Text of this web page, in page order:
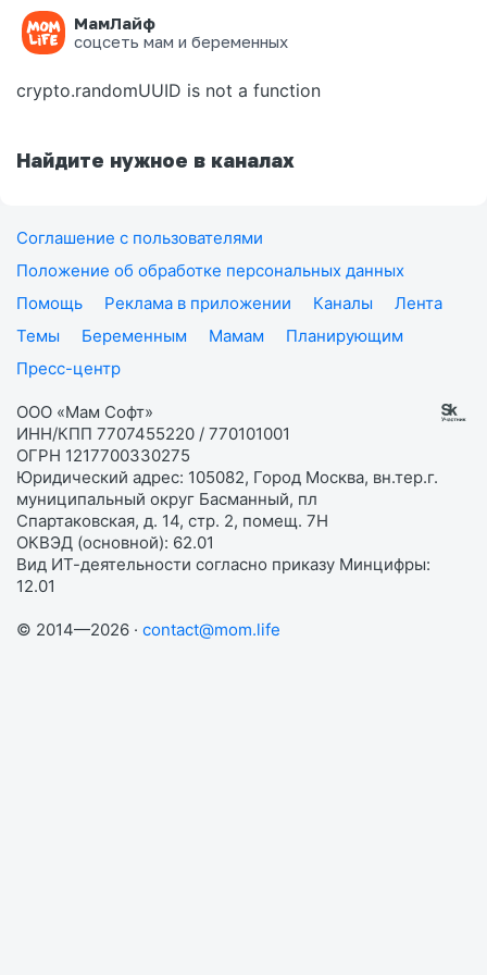
МамЛайф
соцсеть мам и беременных
Ошибка на странице
crypto.randomUUID is not a function
Найдите нужное в каналах
Соглашение с пользователями
Положение об обработке персональных данных
Помощь
Реклама в приложении Каналы
Лента
Темы
Беременным Мамам
Планирующим
Пресс-центр
ООО «Мам Софт»
ИНН/КПП 7707455220 / 770101001
ОГРН 1217700330275
Юридический адрес: 105082, Город Москва, вн.тер.г.
муниципальный округ Басманный, пл
Спартаковская, д. 14, стр. 2, помещ. 7Н
ОКВЭД (основной): 62.01
Вид ИТ-деятельности согласно приказу Минцифры:
12.01
© 2014—2026 · contact@mom.life